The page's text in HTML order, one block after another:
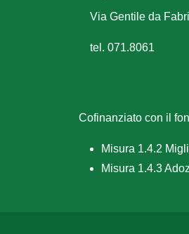
Via Gentile da
tel. 071.8061
Cofinanziato con il
Misura 1.4.2
Misura 1.4.3